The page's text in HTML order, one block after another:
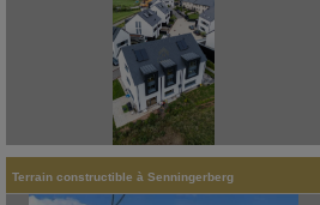
Terrain constructible à Senningerberg